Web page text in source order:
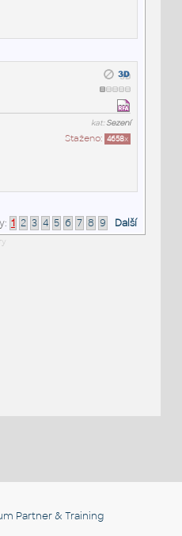
kat:Sezení
Staženo: 4658x
1 2 3 4 5 6 7 8 9 Další
Partner & Training